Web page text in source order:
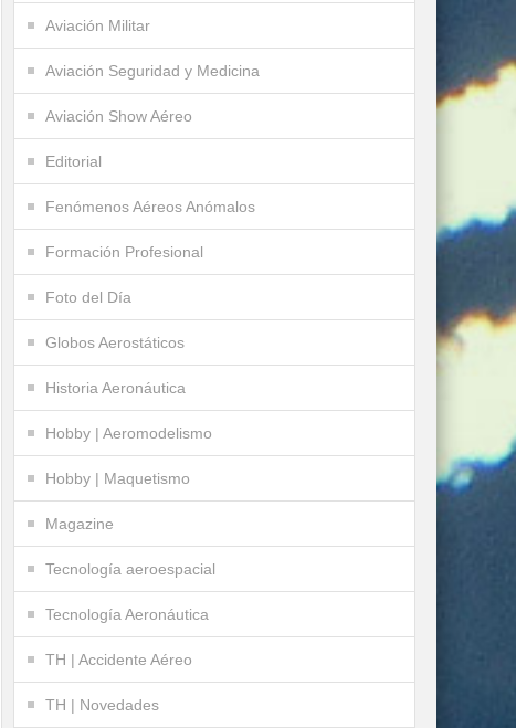
Aviación Militar
Aviación Seguridad y Medicina
Aviación Show Aéreo
Editorial
Fenómenos Aéreos Anómalos
Formación Profesional
Foto del Día
Globos Aerostáticos
Historia Aeronáutica
Hobby | Aeromodelismo
Hobby | Maquetismo
Magazine
Tecnología aeroespacial
Tecnología Aeronáutica
TH | Accidente Aéreo
TH | Novedades